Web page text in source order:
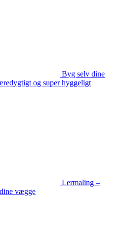
Byg selv dine
og super hyggeligt
Lermaling –
vægge